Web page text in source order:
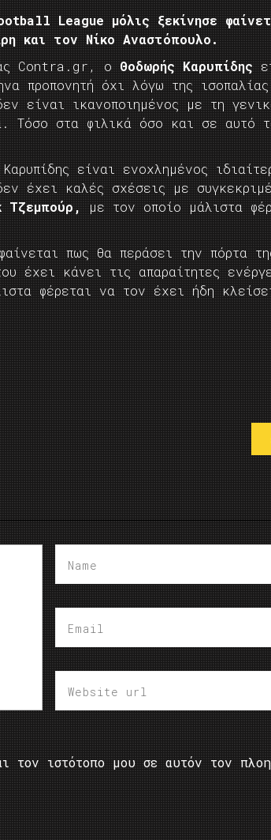
League μόλις ξεκίνησε
και τον Νίκο Αναστόπουλο.
Contra.gr, ο Θοδωρής Καρυπίδης
προπονητή όχι λόγω της
είναι ικανοποιημένος με τη
Τόσο στα φιλικά όσο και σε αυτό
είναι ενοχλημένος
έχει καλές σχέσεις με
Τζεμπούρ,
με τον οποίο μάλιστα
πως θα περάσει την πόρτα
έχει κάνει τις απαραίτητες
φέρεται να τον έχει ήδη
ιστότοπο μου σε αυτόν τον